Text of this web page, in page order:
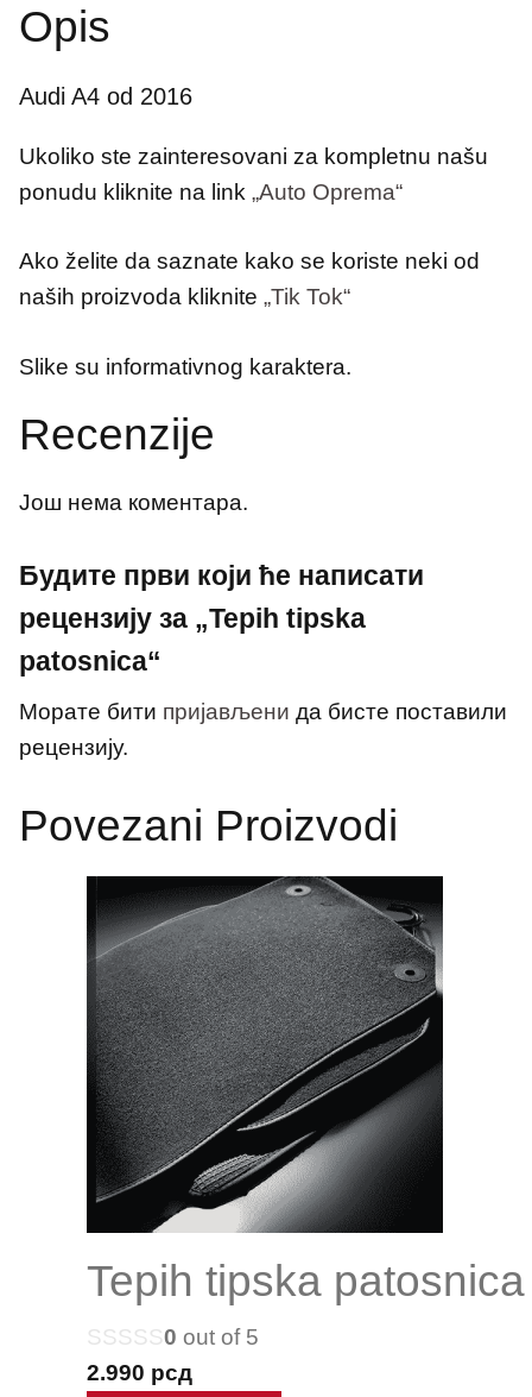
Opis
Audi A4 od 2016
Ukoliko ste zainteresovani za kompletnu našu
ponudu kliknite na link „Auto Oprema“
Ako želite da saznate kako se koriste neki od
naših proizvoda kliknite „Tik Tok“
Slike su informativnog karaktera.
Recenzije
Још нема коментара.
Будите први који ће написати
рецензију за „Tepih tipska
patosnica“
Морате бити пријављени да бисте поставили
рецензију.
Povezani Proizvodi
Tepih tipska patosnica
0 out of 5
2.990 рсд